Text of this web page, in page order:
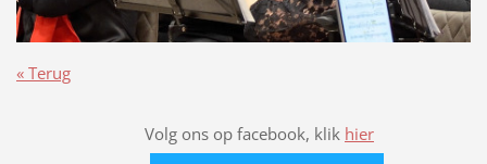
« Terug
Volg ons op facebook, klik hier